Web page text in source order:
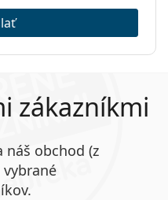
zákazníkmi
náš obchod (z
vybrané